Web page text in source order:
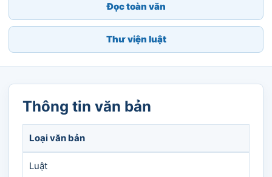
Đọc toàn văn
Thư viện luật
Thông tin văn bản
Loại văn bản
Luật